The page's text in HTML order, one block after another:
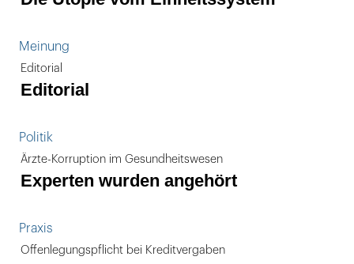
Meinung
Editorial
Editorial
Politik
Ärzte-Korruption im Gesundheitswesen
Experten wurden angehört
Praxis
Offenlegungspflicht bei Kreditvergaben